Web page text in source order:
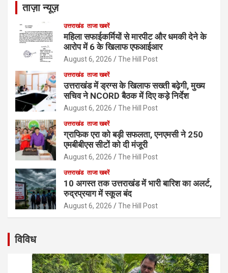
ताज़ा न्यूज़
उत्तराखंड ताजा खबरें
महिला सफाईकर्मियों से मारपीट और धमकी देने के
आरोप में 6 के खिलाफ एफआईआर
August 6, 2026 The Hill Post
उत्तराखंड ताजा खबरें
उत्तराखंड में ड्रग्स के खिलाफ सख्ती बढ़ेगी, मुख्य
सचिव ने NCORD बैठक में दिए कड़े निर्देश
August 6, 2026 The Hill Post
उत्तराखंड ताजा खबरें
ग्राफिक एरा को बड़ी सफलता, एनएमसी ने 250
एमबीबीएस सीटों को दी मंजूरी
August 6, 2026 The Hill Post
उत्तराखंड ताजा खबरें
10 अगस्त तक उत्तराखंड में भारी बारिश का अलर्ट,
रुद्रप्रयाग में स्कूल बंद
August 6, 2026 The Hill Post
विविध